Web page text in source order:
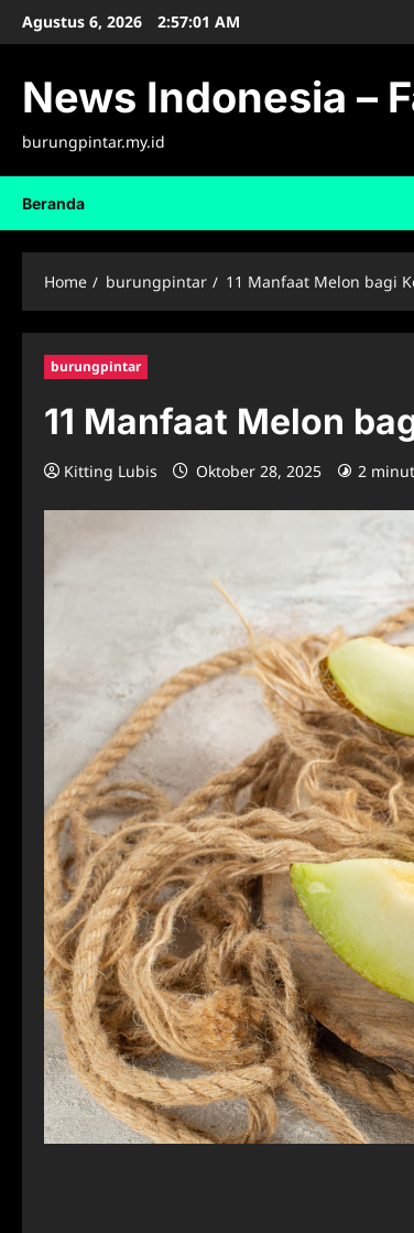
SkipAgustus 6, 2026 2:57:03 AM
News Indonesia –
burungpintar.my.id
Beranda
Home burungpintar 11 Manfaat Melon bagi
burungpintar
11 Manfaat Melon
Kitting Lubis Oktober 28, 2025 2